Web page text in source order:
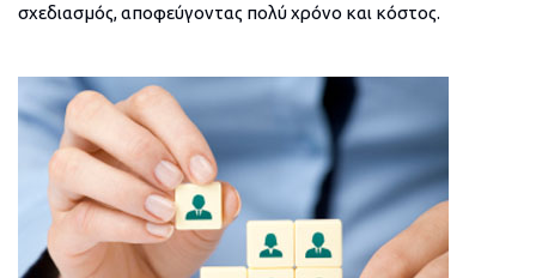
σχεδιασμός, αποφεύγοντας πολύ χρόνο και κόστος.